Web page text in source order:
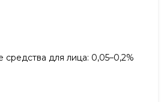
средства для лица: 0,05–0,2%